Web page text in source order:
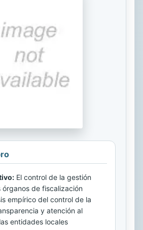
El control de la gestión
órganos de fiscalización
empírico del control de la
y atención al
entidades locales